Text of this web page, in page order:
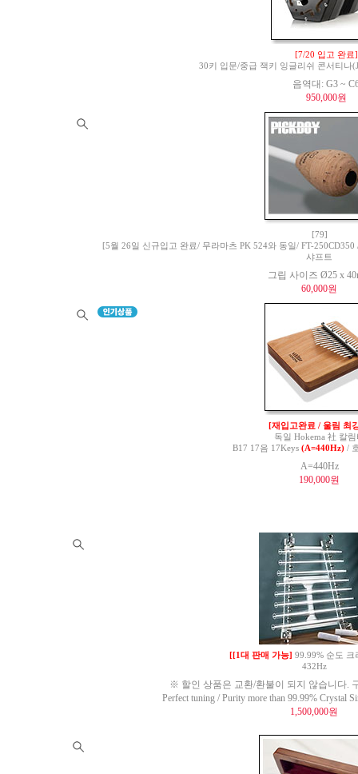
[7/20 입고 완료]
30키 입문/중급 잭키 잉글리쉬 콘서티나
음역대: G3 ~
950,000원
[79]
[5월 26일 신규입고 완료/ 무라마츠 PK 524와 동일/ FT-
샤프트
그립 사이즈 Ø25 x
60,000원
[재입고완료 / 울림 최
독일 Hokema 社 칼림
B17 17음 17Keys (A=440Hz)/
A=440Hz
190,000원
[[1대 판매 가능] 99.99% 순도 크
432Hz
※ 할인 상품은 교환/환불이 되지 않습니다.
Perfect tuning / Purity more than 99.99% Crystal
1,500,000원